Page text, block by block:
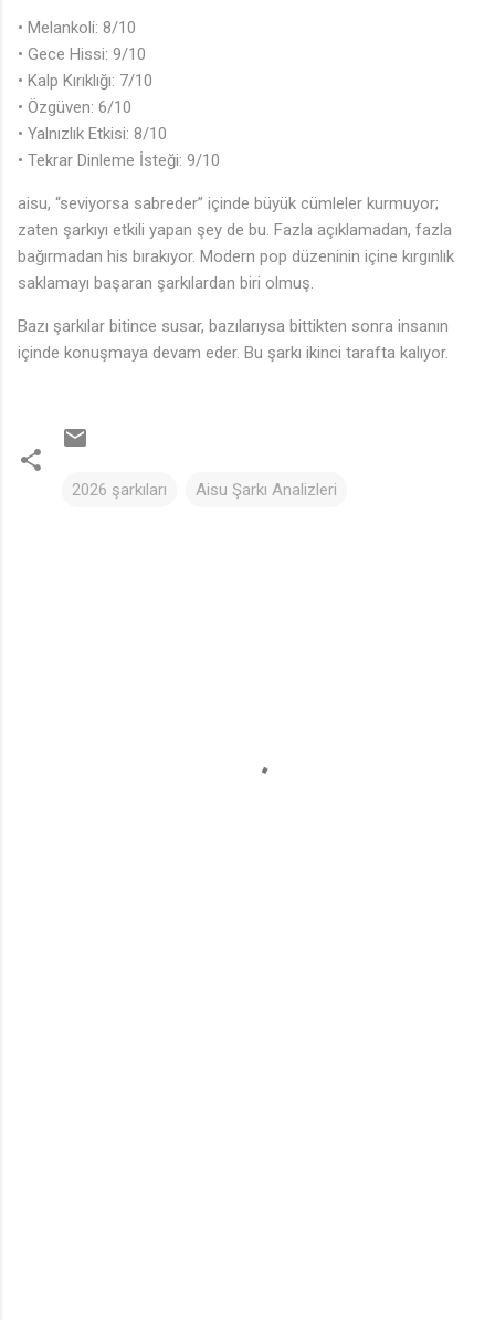
• Melankoli: 8/10
• Gece Hissi: 9/10
• Kalp Kırıklığı: 7/10
• Özgüven: 6/10
• Yalnızlık Etkisi: 8/10
• Tekrar Dinleme İsteği: 9/10
aisu, “seviyorsa sabreder” içinde büyük cümleler kurmuyor;
zaten şarkıyı etkili yapan şey de bu. Fazla açıklamadan, fazla
bağırmadan his bırakıyor. Modern pop düzeninin içine kırgınlık
saklamayı başaran şarkılardan biri olmuş.
Bazı şarkılar bitince susar, bazılarıysa bittikten sonra insanın
içinde konuşmaya devam eder. Bu şarkı ikinci tarafta kalıyor.
2026 şarkıları Aisu Şarkı Analizleri